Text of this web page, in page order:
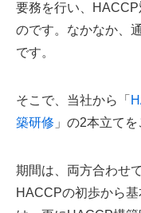
要務を行い、
のです。なかなか、
です。
そこで、当社から「
築研修 」の2本立て
期間は、両方合わせ
HACCPの初歩から